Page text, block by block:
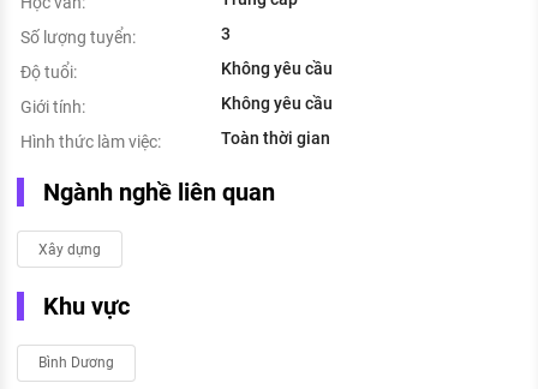
Số lượng tuyển:
3
Độ tuổi:
Không yêu cầu
Giới tính:
Không yêu cầu
Hình thức làm việc:
Toàn thời gian
Ngành nghề liên quan
Xây dựng
Khu vực
Bình Dương